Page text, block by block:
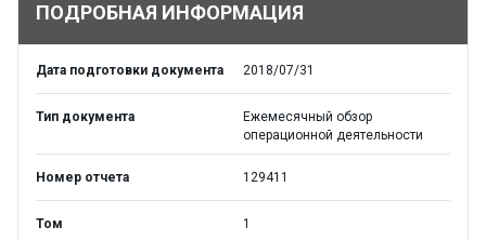
ПОДРОБНАЯ ИНФОРМАЦИЯ
Дата подготовки документа 2018/07/31
Тип документа
Ежемесячный обзор
операционной деятельности
Номер отчета 129411
Том 1